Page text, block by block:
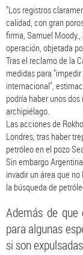
"Los registros
calidad, con gran
firma, Samuel
operación, objetada
Tras el reclamo de la
medidas para
internacional",
podría haber unos
archipiélago.
Las acciones de
Londres, tras haber
petróleo en el pozo
Sin embargo
invadir un área que
la búsqueda de
Además de
para algunas
si son